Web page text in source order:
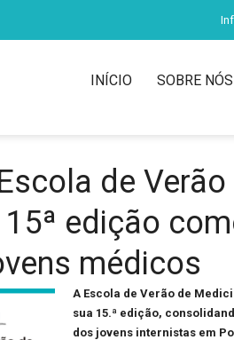
INÍCIO SOBRE NÓS
de
edição
médicos
A Escola de Verão de
sua 15.ª edição,
dos jovens internistas em